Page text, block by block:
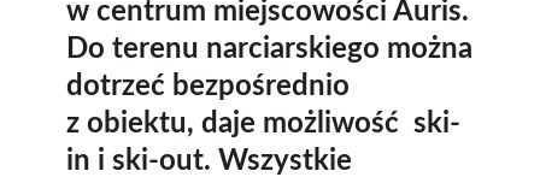
w centrum miejscowości Auris.
Do terenu narciarskiego można
dotrzeć bezpośrednio
z obiektu, daje możliwość ski-
in i ski-out. Wszystkie